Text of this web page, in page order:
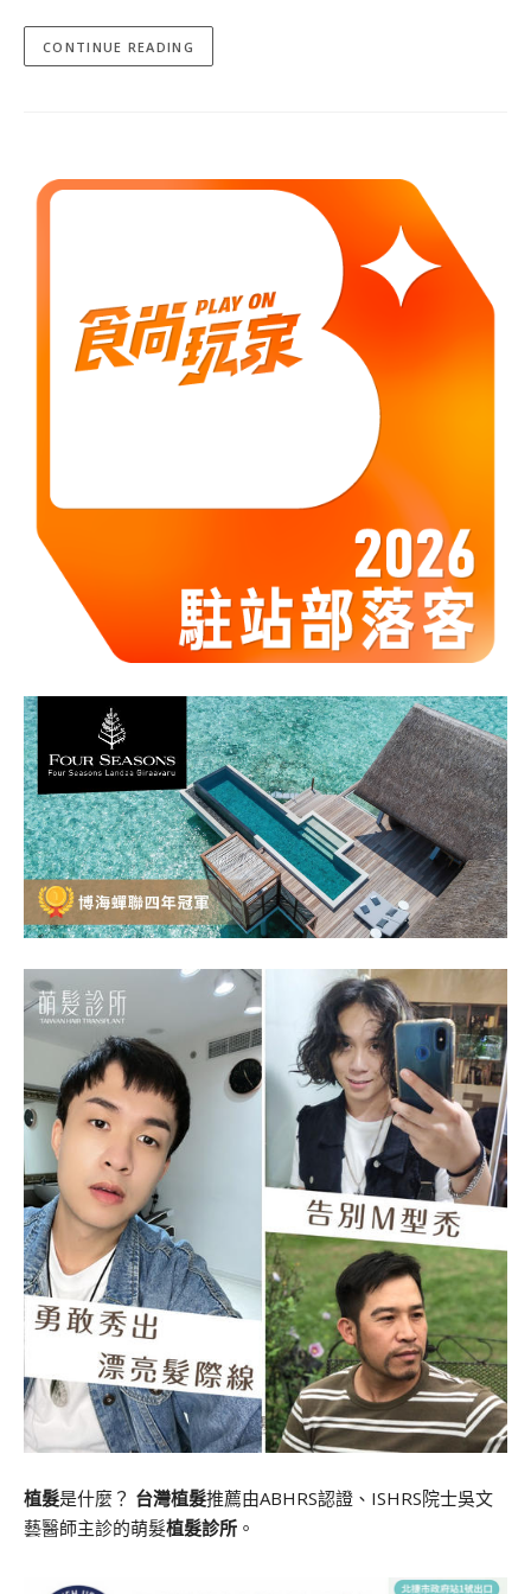
CONTINUE READING
植髮是什麼？ 台灣植髮推薦由ABHRS認證、ISHRS院士吳文
藝醫師主診的萌髮植髮診所 。